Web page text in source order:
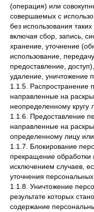
(операция) или
совершаемых с
без использования
включая сбор, запись,
хранение, уточнение
использование,
предоставление,
удаление, уничтожение
1.1.5. Распространение
направленные на
неопределенному кругу
1.1.6. Предоставление
направленные на
определенному лицу
1.1.7. Блокирование
прекращение
исключением случаев,
уточнения
1.1.8. Уничтожение
результате которых
содержание